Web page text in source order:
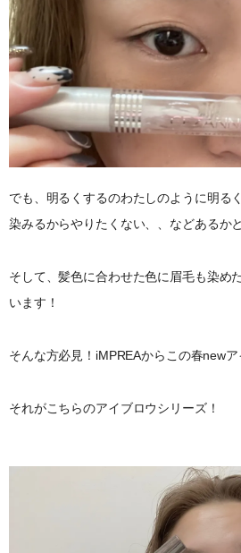
でも、明るくするのわたしのように明る
染みるからやりたくない、、などあるかと
そして、髪色に合わせた色に眉毛も染め
います！
そんな方必見！iMPREAからこの春newア
それがこちらのアイブロウシリーズ！